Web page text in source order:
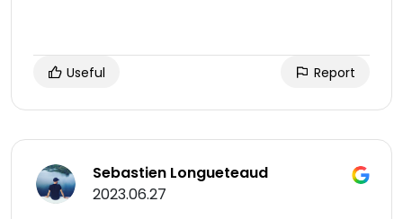
Useful Report
Sebastien Longueteaud
2023.06.27